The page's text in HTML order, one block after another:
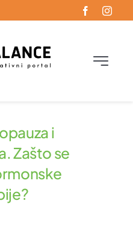
Toggle
i
Zašto se